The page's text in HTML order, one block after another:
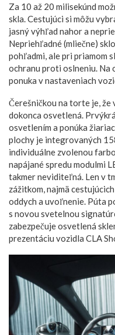
Za 10 až 20 milisekúnd
skla. Cestujúci si môžu
jasný výhľad nahor a
Nepriehľadné (mliečne)
pohľadmi, ale pri priamom
ochranu proti oslneniu. Na
ponuka v nastaveniach
Čerešničkou na torte je,
dokonca osvetlená.
osvetlením a ponúka
plochy je integrovaných
individuálne zvolenou
napájané spredu modulmi
takmer neviditeľná. Len v
zážitkom, najmä
oddych a uvoľnenie. Púta
s novou svetelnou
zabezpečuje osvetlená
prezentáciu vozidla CLA